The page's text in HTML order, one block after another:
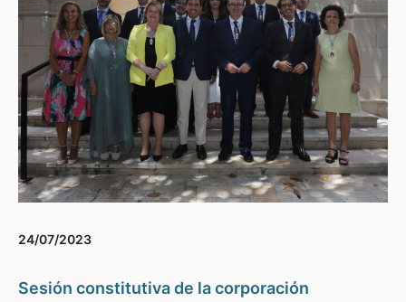
24/07/2023
Sesión constitutiva de la corporación